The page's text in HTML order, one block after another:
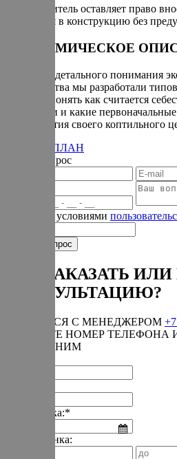
Производитель оставляет право
изменения в конструкцию без
ЭКОНОМИЧЕСКОЕ
Для более детального понимания
производства мы разработали
поможет понять как считается
продукции и какие
для открытия своего коптильного
БИЗНЕС-ПЛАН
Задать вопрос
согласен с условиями
КАК ЗАКАЗАТЬ
КОНСУЛЬТАЦИЮ?
СВЯЗАТЬСЯ С МЕНЕДЖЕРОМ
ОСТАВЬТЕ НОМЕР
ПЕРЕЗВОНИМ
Дата звонка:*
Время звонка: